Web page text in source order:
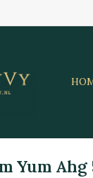
Yum Ahg